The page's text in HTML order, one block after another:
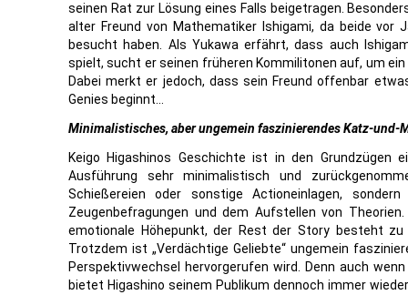
seinen Rat zur Lösung eines Falls beigetragen.
alter Freund von Mathematiker Ishigami, da beide vor
besucht haben. Als Yukawa erfährt, dass auch
spielt, sucht er seinen früheren Kommilitonen auf, um
Dabei merkt er jedoch, dass sein Freund offenbar
Genies beginnt…
Minimalistisches, aber ungemein faszinierendes Katz-und-
Keigo Higashinos Geschichte ist in den Grundzügen
Ausführung sehr minimalistisch und
Schießereien oder sonstige Actioneinlagen,
Zeugenbefragungen und dem Aufstellen von
emotionale Höhepunkt, der Rest der Story besteht zu
Trotzdem ist „Verdächtige Geliebte“ ungemein
Perspektivwechsel hervorgerufen wird. Denn auch
bietet Higashino seinem Publikum dennoch immer